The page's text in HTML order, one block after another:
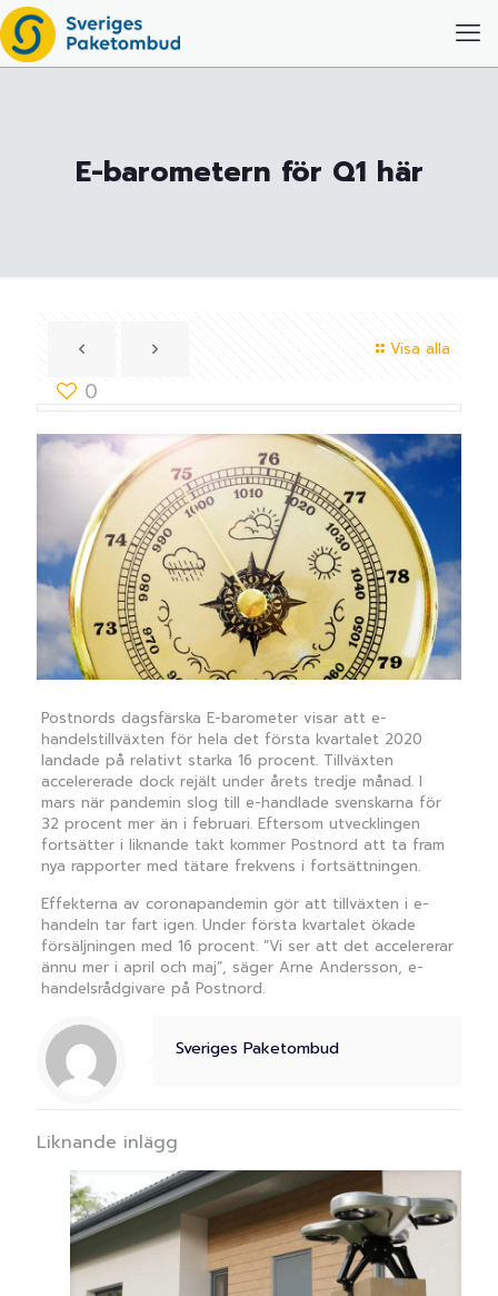
E-barometern för Q1 här
Visa alla
0
Postnords dagsfärska E-barometer visar att e-
handelstillväxten för hela det första kvartalet 2020
landade på relativt starka 16 procent. Tillväxten
accelererade dock rejält under årets tredje månad. I
mars när pandemin slog till e-handlade svenskarna för
32 procent mer än i februari. Eftersom utvecklingen
fortsätter i liknande takt kommer Postnord att ta fram
nya rapporter med tätare frekvens i fortsättningen.
Effekterna av coronapandemin gör att tillväxten i e-
handeln tar fart igen. Under första kvartalet ökade
försäljningen med 16 procent. ”Vi ser att det accelererar
ännu mer i april och maj”, säger Arne Andersson, e-
handelsrådgivare på Postnord.
Sveriges Paketombud
Liknande inlägg